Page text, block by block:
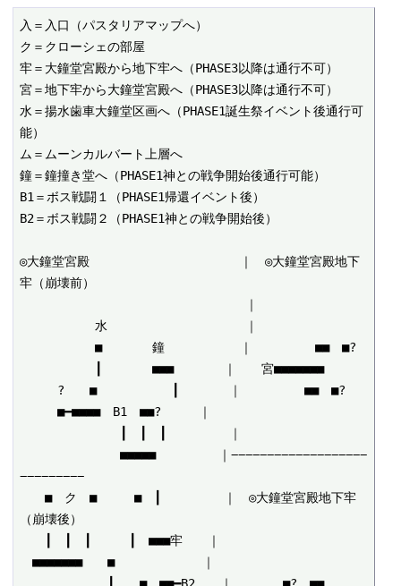
入＝入口（パスタリアマップへ）
ク＝クローシェの部屋
牢＝大鐘堂宮殿から地下牢へ（PHASE3以降は通行不可）
宮＝地下牢から大鐘堂宮殿へ（PHASE3以降は通行不可）
水＝揚水歯車大鐘堂区画へ（PHASE1誕生祭イベント後通行可
能）
ム＝ムーンカルバート上層へ
鐘＝鐘撞き堂へ（PHASE1神との戦争開始後通行可能）
B1＝ボス戦闘１（PHASE1帰還イベント後）
B2＝ボス戦闘２（PHASE1神との戦争開始後）
◎大鐘堂宮殿　　　　　　　　　　　　｜　◎大鐘堂宮殿地下
牢（崩壊前）
｜
水　　　　　　　　　　　｜
■　　　　鐘　　　　　　｜　　　　　■■　■?
┃　　　　■■■　　　　｜　　宮■■■■■■■
?　　■　　　　　　┃　　　　｜　　　　　■■　■?
■━■■■■　B1　■■?　　　｜
┃　┃　┃　　　　　｜
■■■■■　　　　　｜−−−−−−−−−−−−−−−−−−−
−−−−−−−−−
■　ク　■　　　■　┃　　　　　｜　◎大鐘堂宮殿地下牢
（崩壊後）
┃　┃　┃　　　┃　■■■牢　　｜
■■■■■■■　　■　　　　　　　｜